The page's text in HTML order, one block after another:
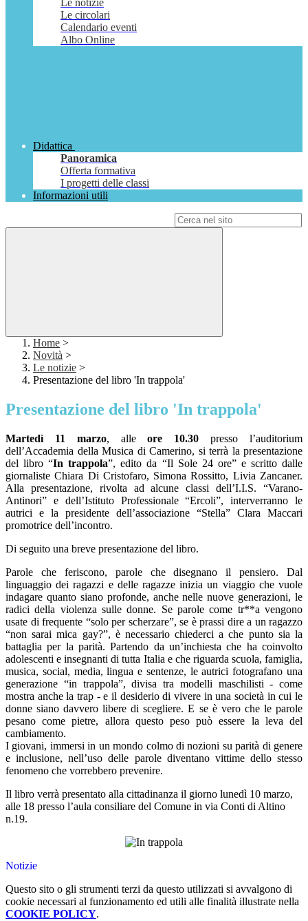
Le notizie
Le circolari
Calendario eventi
Albo Online
Didattica
Panoramica
Offerta formativa
I progetti delle classi
Informazioni utili
Home >
Novità >
Le notizie >
Presentazione del libro 'In trappola'
Presentazione del libro 'In trappola'
Martedì 11 marzo, alleore 10.30 presso l’auditorium
dell’Accademia della Musica di Camerino, si terrà la presentazione
del libro “In trappola”, edito da “Il Sole 24 ore” e scritto dalle
giornaliste Chiara Di Cristofaro, Simona Rossitto, Livia Zancaner.
Alla presentazione, rivolta ad alcune classi dell’I.I.S. “Varano-
Antinori” e dell’Istituto Professionale “Ercoli”, interverranno le
autrici e la presidente dell’associazione “Stella” Clara Maccari
promotrice dell’incontro.
Di seguito una breve presentazione del libro.
Parole che feriscono, parole che disegnano il pensiero. Dal
linguaggio dei ragazzi e delle ragazze inizia un viaggio che vuole
indagare quanto siano profonde, anche nelle nuove generazioni, le
radici della violenza sulle donne. Se parole come tr**a vengono
usate di frequente “solo per scherzare”, se è prassi dire a un ragazzo
“non sarai mica gay?”, è necessario chiederci a che punto sia la
battaglia per la parità. Partendo da un’inchiesta che ha coinvolto
adolescenti e insegnanti di tutta Italia e che riguarda scuola, famiglia,
musica, social, media, lingua e sentenze, le autrici fotografano una
generazione “in trappola”, divisa tra modelli maschilisti - come
mostra anche la trap - e il desiderio di vivere in una società in cui le
donne siano davvero libere di scegliere. E se è vero che le parole
pesano come pietre, allora questo peso può essere la leva del
cambiamento.
I giovani, immersi in un mondo colmo di nozioni su parità di genere
e inclusione, nell’uso delle parole diventano vittime dello stesso
fenomeno che vorrebbero prevenire.
Il libro verrà presentato alla cittadinanza il giorno lunedì 10 marzo,
alle 18 presso l’aula consiliare del Comune in via Conti di Altino
n.19.
Notizie
Questo sito o gli strumenti terzi da questo utilizzati si avvalgono di
cookie necessari al funzionamento ed utili alle finalità illustrate nella
COOKIE POLICY.